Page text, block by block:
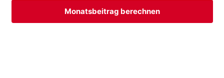
Monatsbeitrag berechnen